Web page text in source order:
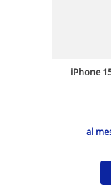
iPhone
al